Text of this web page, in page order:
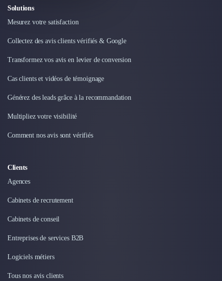
Maintenance et Infogérance
BI, Analytics & Big Data
Recherche Utilisateur
Développement Logiciel
Développement d'Application Mobile
Développement E-commerce
Logiciel E-Commerce
Intelligence Artificielle (IA)
Bureaux d'Entreprise
Déménagement
Logistique
Traduction
Conception & Aménagement de Bureaux
Solutions
Mesurez votre satisfaction
Collectez des avis clients vérifiés & Google
Transformez vos avis en levier de conversion
Cas clients et vidéos de témoignage
Générez des leads grâce à la recommandation
Multipliez votre visibilité
Comment nos avis sont vérifiés
Clients
Agences
Cabinets de recrutement
Cabinets de conseil
Entreprises de services B2B
Logiciels métiers
Tous nos avis clients